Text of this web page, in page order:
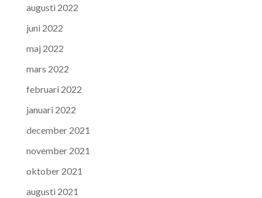
augusti 2022
juni 2022
maj 2022
mars 2022
februari 2022
januari 2022
december 2021
november 2021
oktober 2021
augusti 2021